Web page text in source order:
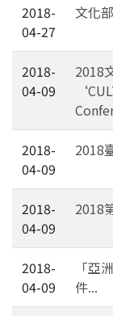
2018-
04-27
文化
2018-
04-09
2018
2018-
04-09
2018
2018-
04-09
2018
2018-
04-09
「亞
件...